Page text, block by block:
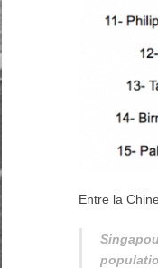
Entre la